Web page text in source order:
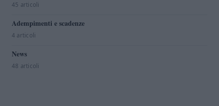
45 articoli
Adempimenti e scadenze
4 articoli
News
48 articoli